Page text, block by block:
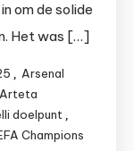
om de solide
Het was […]
, Arsenal
Arteta
doelpunt ,
Champions